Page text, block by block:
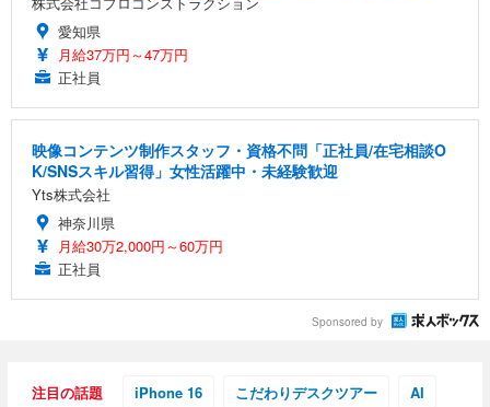
愛知県
月給37万円～47万円
正社員
映像コンテンツ制作スタッフ・資格不問「正社員/在宅相談O
K/SNSスキル習得」女性活躍中・未経験歓迎
Yts株式会社
神奈川県
月給30万2,000円～60万円
正社員
Sponsored by
注目の話題 iPhone 16 こだわりデスクツアー AI